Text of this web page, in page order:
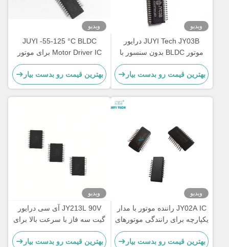
ویدیو
JUYI Tech JY03B درایور
موتور BLDC بدون سنسور با
ادغام بالا با محدوده ولتاژ
گسترده 9-36 ولت برای کنترل
ساده موتور
بهترین قیمت رو بدست بیار
ویدیو
JUYI -55-125 °C BLDC
Motor Driver IC برای موتور
بدون سنسور مدار محیطی
ساده / عیب یابی
بهترین قیمت رو بدست بیار
ویدیو
JY02A IC راننده موتور با مدار
یکپارچه برای رانندگی موتورهای
بدون سنسور بدون برش DC
بهترین قیمت رو بدست بیار
ویدیو
JY213L 90V آی سی درایور
گیت سه فاز با سرعت بالا برای
MOSFET و IGBT و کنترل
زمان مرده داخلی برای کنترل
بهترین قیمت رو بدست بیار